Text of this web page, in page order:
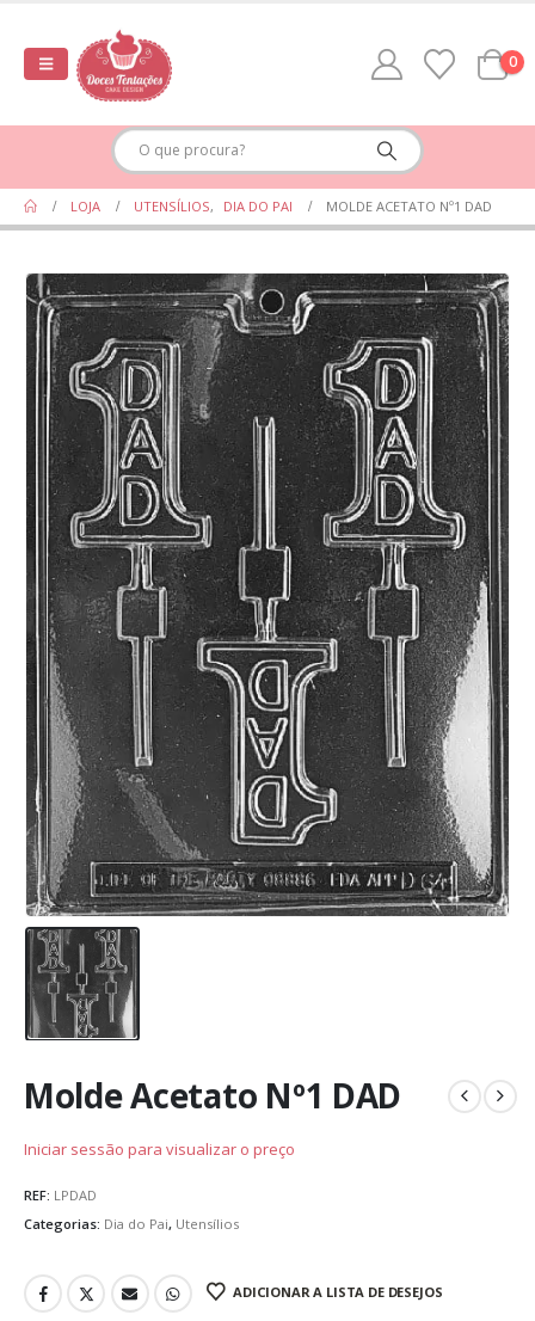
0
LOJA UTENSÍLIOS, DIA DO PAI MOLDE ACETATO Nº1 DAD
Molde Acetato Nº1 DAD
Iniciar sessão para visualizar o preço
REF: LPDAD
Categorias: Dia do Pai, Utensílios
ADICIONAR A LISTA DE DESEJOS